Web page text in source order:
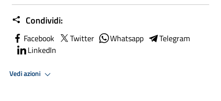
Condividi:
Facebook Twitter Whatsapp
Telegram
LinkedIn
Vedi azioni